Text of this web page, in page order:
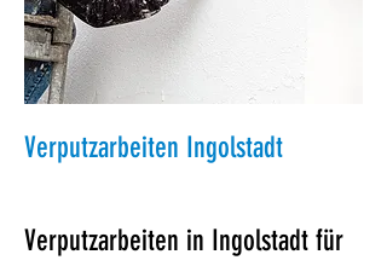
Verputzarbeiten Ingolstadt
Verputzarbeiten in Ingolstadt für